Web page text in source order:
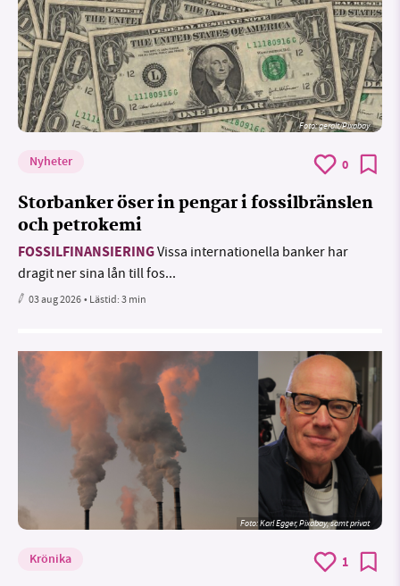
Foto:geralt/Pixabay
Nyheter 0
Storbanker öser in pengar i fossilbränslen
och petrokemi
FOSSILFINANSIERINGVissa internationella banker har
dragit ner sina lån till fos...
03 aug 2026• Lästid:3 min
Foto:Karl Egger, Pixabay, samt privat
Krönika 1